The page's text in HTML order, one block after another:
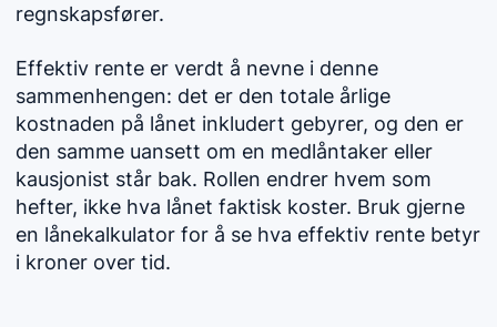
regnskapsfører.
Effektiv rente er verdt å nevne i denne
sammenhengen: det er den totale årlige
kostnaden på lånet inkludert gebyrer, og den er
den samme uansett om en medlåntaker eller
kausjonist står bak. Rollen endrer hvem som
hefter, ikke hva lånet faktisk koster. Bruk gjerne
en lånekalkulator for å se hva effektiv rente betyr
i kroner over tid.